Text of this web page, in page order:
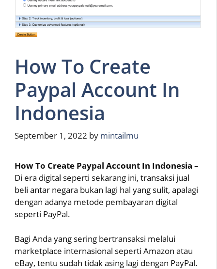
How To Create
Paypal Account In
Indonesia
September 1, 2022 by mintailmu
How To Create Paypal Account In Indonesia –
Di era digital seperti sekarang ini, transaksi jual
beli antar negara bukan lagi hal yang sulit, apalagi
dengan adanya metode pembayaran digital
seperti PayPal.
Bagi Anda yang sering bertransaksi melalui
marketplace internasional seperti Amazon atau
eBay, tentu sudah tidak asing lagi dengan PayPal.